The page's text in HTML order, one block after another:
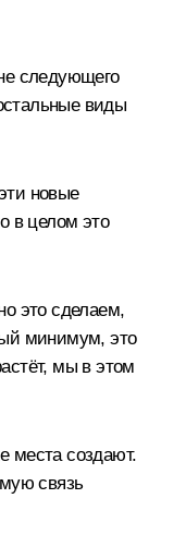
следующего
виды
новые
в целом это
это сделаем,
минимум, это
мы в этом
места создают.
связь